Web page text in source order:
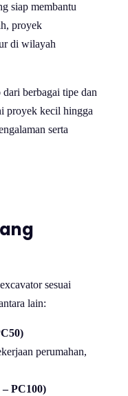
siap membantu
proyek
di wilayah
berbagai tipe dan
proyek kecil hingga
serta
sesuai
lain:
perumahan,
PC100)